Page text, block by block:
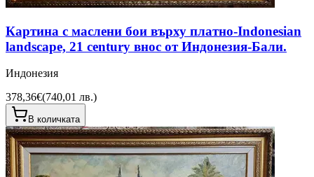
Картина с маслени бои върху платно-Indonesian
landscape, 21 century внос от Индонезия-Бали.
Индонезия
378,36€(740,01 лв.)
В количката